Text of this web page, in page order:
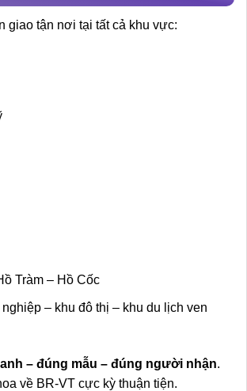
giao tận nơi tại tất cả khu vực:
Tràm – Hồ Cốc
– khu đô thị – khu du lịch ven
– đúng mẫu – đúng người nhận.
về BR-VT cực kỳ thuận tiện.